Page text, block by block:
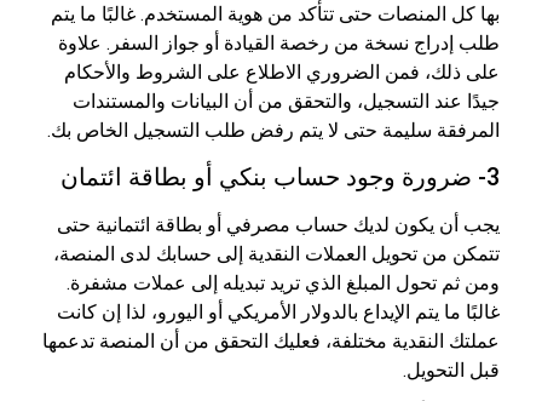
بها كل المنصات حتى تتأكد من هوية المستخدم. غالبًا ما يتم
طلب إدراج نسخة من رخصة القيادة أو جواز السفر. علاوة
على ذلك، فمن الضروري الاطلاع على الشروط والأحكام
جيدًا عند التسجيل، والتحقق من أن البيانات والمستندات
المرفقة سليمة حتى لا يتم رفض طلب التسجيل الخاص بك.
3- ضرورة وجود حساب بنكي أو بطاقة ائتمان
يجب أن يكون لديك حساب مصرفي أو بطاقة ائتمانية حتى
تتمكن من تحويل العملات النقدية إلى حسابك لدى المنصة،
ومن ثم تحول المبلغ الذي تريد تبديله إلى عملات مشفرة.
غالبًا ما يتم الإيداع بالدولار الأمريكي أو اليورو، لذا إن كانت
عملتك النقدية مختلفة، فعليك التحقق من أن المنصة تدعمها
قبل التحويل.